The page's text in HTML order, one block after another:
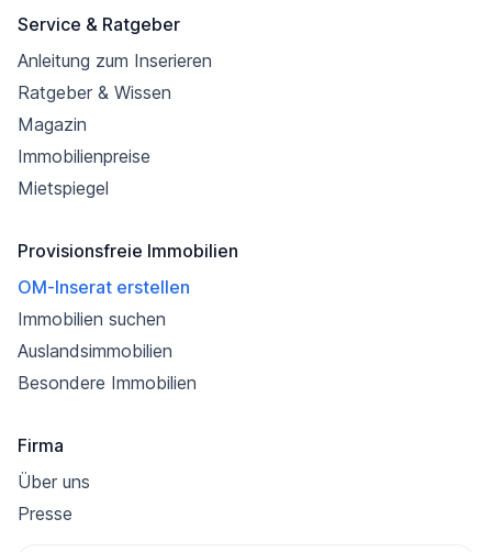
Service & Ratgeber
Anleitung zum Inserieren
Ratgeber & Wissen
Magazin
Immobilienpreise
Mietspiegel
Provisionsfreie Immobilien
OM-Inserat erstellen
Immobilien suchen
Auslandsimmobilien
Besondere Immobilien
Firma
Über uns
Presse